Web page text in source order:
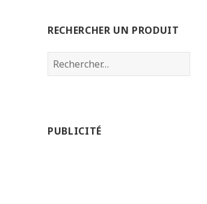
RECHERCHER UN PRODUIT
Rechercher :
PUBLICITÉ